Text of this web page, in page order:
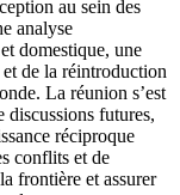
au sein des
analyse
domestique, une
de la réintroduction
La réunion s’est
discussions futures,
réciproque
conflits et de
frontière et assurer